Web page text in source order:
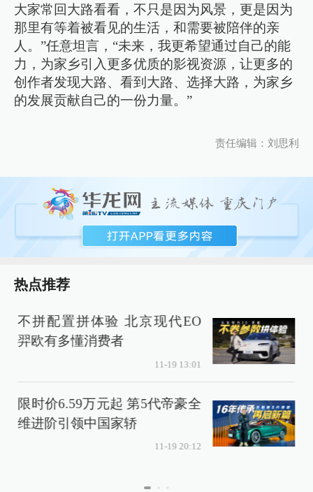
大家常回大路看看，不只是因为风景，更是因为
那里有等着被看见的生活，和需要被陪伴的亲
人。”任意坦言，“未来，我更希望通过自己的能
力，为家乡引入更多优质的影视资源，让更多的
创作者发现大路、看到大路、选择大路，为家乡
的发展贡献自己的一份力量。”
责任编辑：刘思利
热点推荐
不拼配置拼体验 北京现代EO
羿欧有多懂消费者
11-19 13:01
限时价6.59万元起 第5代帝豪全
维进阶引领中国家轿
11-19 20:12